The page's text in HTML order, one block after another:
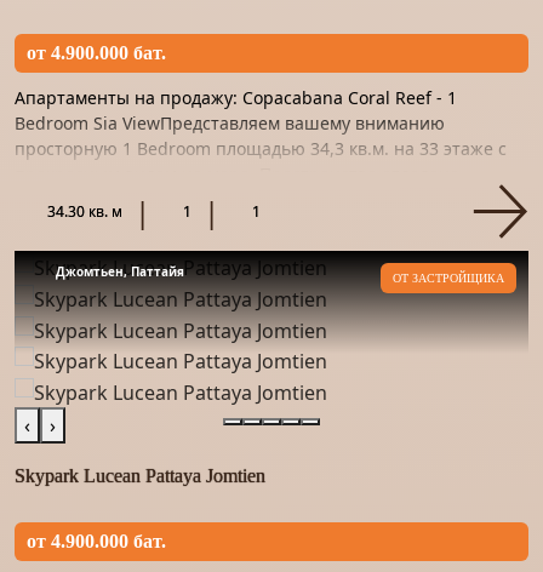
от 4.900.000 бат.
Апартаменты на продажу: Copacabana Coral Reef - 1
Bedroom Sia ViewПредставляем вашему вниманию
просторную 1 Bedroom площадью 34,3 кв.м. на 33 этаже с
качественным материало...
34.30 кв. м 1 1
Джомтьен, Паттайя ОТ ЗАСТРОЙЩИКА
‹ ›
Skypark Lucean Pattaya Jomtien
от 4.900.000 бат.